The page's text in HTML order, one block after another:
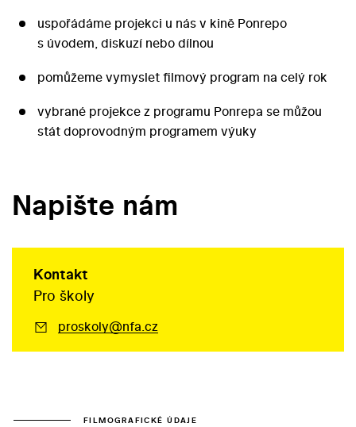
uspořádáme projekci u nás v kině Ponrepo
s úvodem, diskuzí nebo dílnou
pomůžeme vymyslet filmový program na celý rok
vybrané projekce z programu Ponrepa se můžou
stát doprovodným programem výuky
Napište nám
Kontakt
Pro školy
proskoly@nfa.cz
FILMOGRAFICKÉ ÚDAJE